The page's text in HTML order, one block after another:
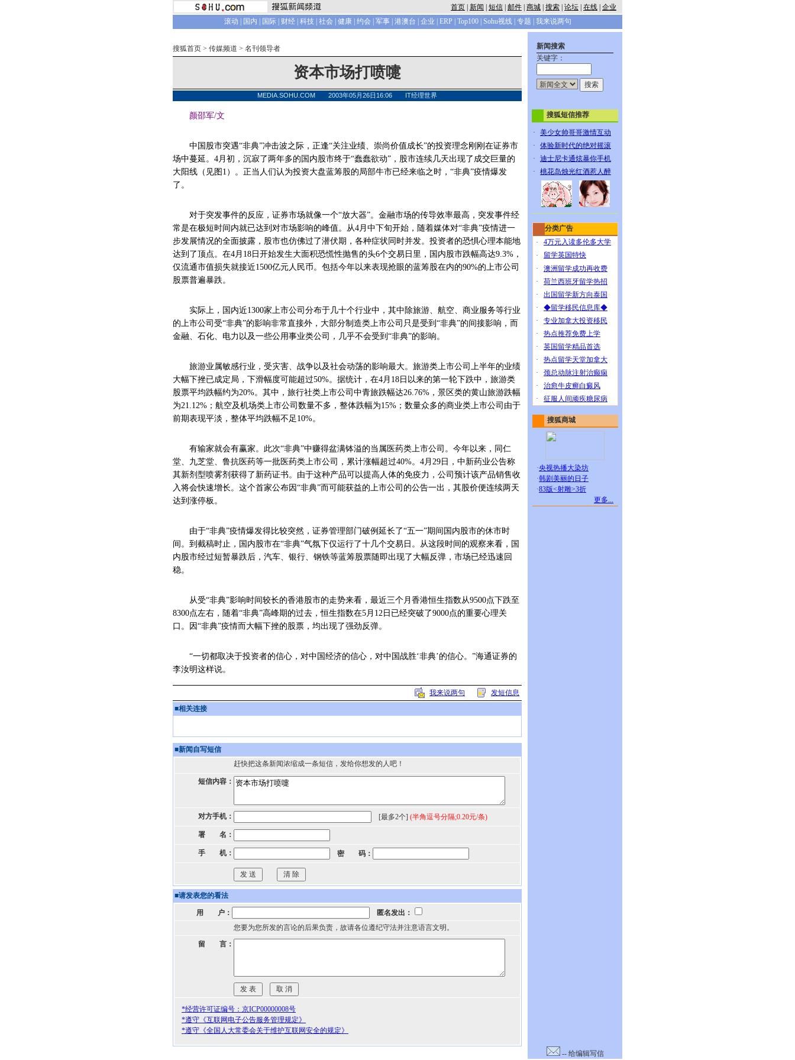
首页 新闻 短信 邮件 商城 搜索 论坛 在线 企业
滚动
国内 国际| 财经| 科技| 社会| 健康| 约会| 军事| 港澳台 企业 ERP Top100| Sohu视线| 专题 我来说两句
搜狐首页 > 传媒频道 > 名刊领导者
资本市场打喷嚏
MEDIA.SOHU.COM 2003年05月26日16:06 IT经理世界
颜邵军/文
中国股市突遇“非典”冲击波之际，正逢“关注业绩、崇尚价值成长”的投资理念刚刚在证券市
场中蔓延。4月初，沉寂了两年多的国内股市终于“蠢蠢欲动”，股市连续几天出现了成交巨量的
大阳线（见图1）。正当人们认为投资大盘蓝筹股的局部牛市已经来临之时，“非典”疫情爆发
了。
对于突发事件的反应，证券市场就像一个“放大器”。金融市场的传导效率最高，突发事件经
常是在极短时间内就已达到对市场影响的峰值。从4月中下旬开始，随着媒体对“非典”疫情进一
步发展情况的全面披露，股市也仿佛过了潜伏期，各种症状同时并发。投资者的恐惧心理本能地
达到了顶点。在4月18日开始发生大面积恐慌性抛售的头6个交易日里，国内股市跌幅高达9.3%，
仅流通市值损失就接近1500亿元人民币。包括今年以来表现抢眼的蓝筹股在内的90%的上市公司
股票普遍暴跌。
实际上，国内近1300家上市公司分布于几十个行业中，其中除旅游、航空、商业服务等行业
的上市公司受“非典”的影响非常直接外，大部分制造类上市公司只是受到“非典”的间接影响，而
金融、石化、电力以及一些公用事业类公司，几乎不会受到“非典”的影响。
旅游业属敏感行业，受灾害、战争以及社会动荡的影响最大。旅游类上市公司上半年的业绩
大幅下挫已成定局，下滑幅度可能超过50%。据统计，在4月18日以来的第一轮下跌中，旅游类
股票平均跌幅约为20%。其中，旅行社类上市公司中青旅跌幅达26.76%，景区类的黄山旅游跌幅
为21.12%；航空及机场类上市公司数量不多，整体跌幅为15%；数量众多的商业类上市公司由于
前期表现平淡，整体平均跌幅不足10%。
有输家就会有赢家。此次“非典”中赚得盆满钵溢的当属医药类上市公司。今年以来，同仁
堂、九芝堂、鲁抗医药等一批医药类上市公司，累计涨幅超过40%。4月29日，中新药业公告称
其新剂型喷雾剂获得了新药证书。由于这种产品可以提高人体的免疫力，公司预计该产品销售收
入将会快速增长。这个首家公布因“非典”而可能获益的上市公司的公告一出，其股价便连续两天
达到涨停板。
由于“非典”疫情爆发得比较突然，证券管理部门破例延长了“五一”期间国内股市的休市时
间。到截稿时止，国内股市在“非典”气氛下仅运行了十几个交易日。从这段时间的观察来看，国
内股市经过短暂暴跌后，汽车、银行、钢铁等蓝筹股票随即出现了大幅反弹，市场已经迅速回
稳。
从受“非典”影响时间较长的香港股市的走势来看，最近三个月香港恒生指数从9500点下跌至
8300点左右，随着“非典”高峰期的过去，恒生指数在5月12日已经突破了9000点的重要心理关
口。因“非典”疫情而大幅下挫的股票，均出现了强劲反弹。
“一切都取决于投资者的信心，对中国经济的信心，对中国战胜‘非典’的信心。”海通证券的
李汝明这样说。
我来说两句
发短信息
■相关连接
■新闻自写短信
赶快把这条新闻浓缩成一条短信，发给你想发的人吧！
短信内容：
对方手机： [最多2个] (半角逗号分隔;0.20元/条)
署 名：
手 机： 密 码：
■请发表您的看法
用 户：
匿名发出：
您要为您所发的言论的后果负责，故请各位遵纪守法并注意语言文明。
留 言：
*经营许可证编号：京ICP00000008号
*遵守《互联网电子公告服务管理规定》
*遵守《全国人大常委会关于维护互联网安全的规定》
新闻搜索
关键字：
搜狐短信推荐
·
美少女帅哥哥激情互动
·
体验新时代的绝对摇滚
·
迪士尼卡通炫暴你手机
·
桃花岛烛光红酒惹人醉
分类广告
·
4万元入读多伦多大学
·
留学英国特快
·
澳洲留学成功再收费
·
荷兰西班牙留学热招
·
出国留学新方向泰国
·
◆留学移民信息库◆
·
专业加拿大投资移民
·
热点推荐免费上学
·
英国留学精品首选
·
热点留学天堂加拿大
·
颈总动脉注射治癫痫
·
治愈牛皮癣白癜风
·
征服人间顽疾糖尿病
搜狐商城
·央视热播大染坊
·韩剧美丽的日子
·83版<射雕>3折
更多...
-- 给编辑写信